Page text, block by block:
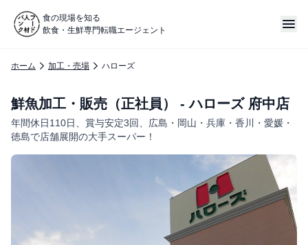
食の現場を知る
飲食・生鮮専門転職エージェント
ホーム 加工・売場 ハローズ
鮮魚加工・販売（正社員） - ハローズ 府中店
年間休日110日、賞与安定3回、広島・岡山・兵庫・香川・愛媛・
徳島で店舗展開の大手スーパー！